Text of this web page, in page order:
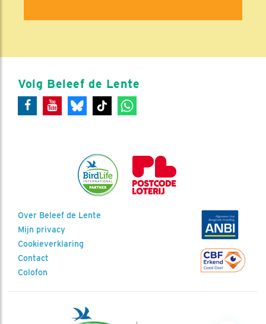
Volg Beleef de Lente
Over Beleef de Lente
Mijn privacy
Cookieverklaring
Contact
Colofon